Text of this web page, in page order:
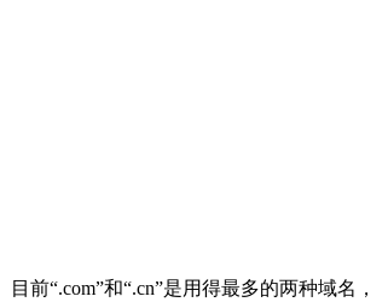
“.com”和“.cn”是用得最多的两种域名，